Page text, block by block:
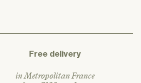
Free delivery
in Metropolitan France